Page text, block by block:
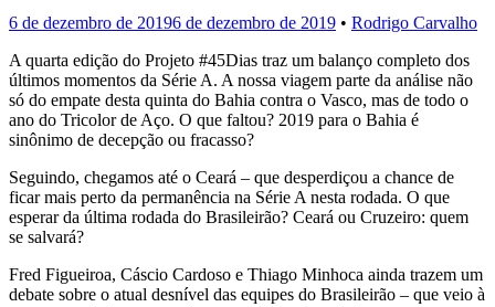
6 de dezembro de 20196 de dezembro de 2019 • Rodrigo Carvalho
A quarta edição do Projeto #45Dias traz um balanço completo dos
últimos momentos da Série A. A nossa viagem parte da análise não
só do empate desta quinta do Bahia contra o Vasco, mas de todo o
ano do Tricolor de Aço. O que faltou? 2019 para o Bahia é
sinônimo de decepção ou fracasso?
Seguindo, chegamos até o Ceará – que desperdiçou a chance de
ficar mais perto da permanência na Série A nesta rodada. O que
esperar da última rodada do Brasileirão? Ceará ou Cruzeiro: quem
se salvará?
Fred Figueiroa, Cáscio Cardoso e Thiago Minhoca ainda trazem um
debate sobre o atual desnível das equipes do Brasileirão – que veio à